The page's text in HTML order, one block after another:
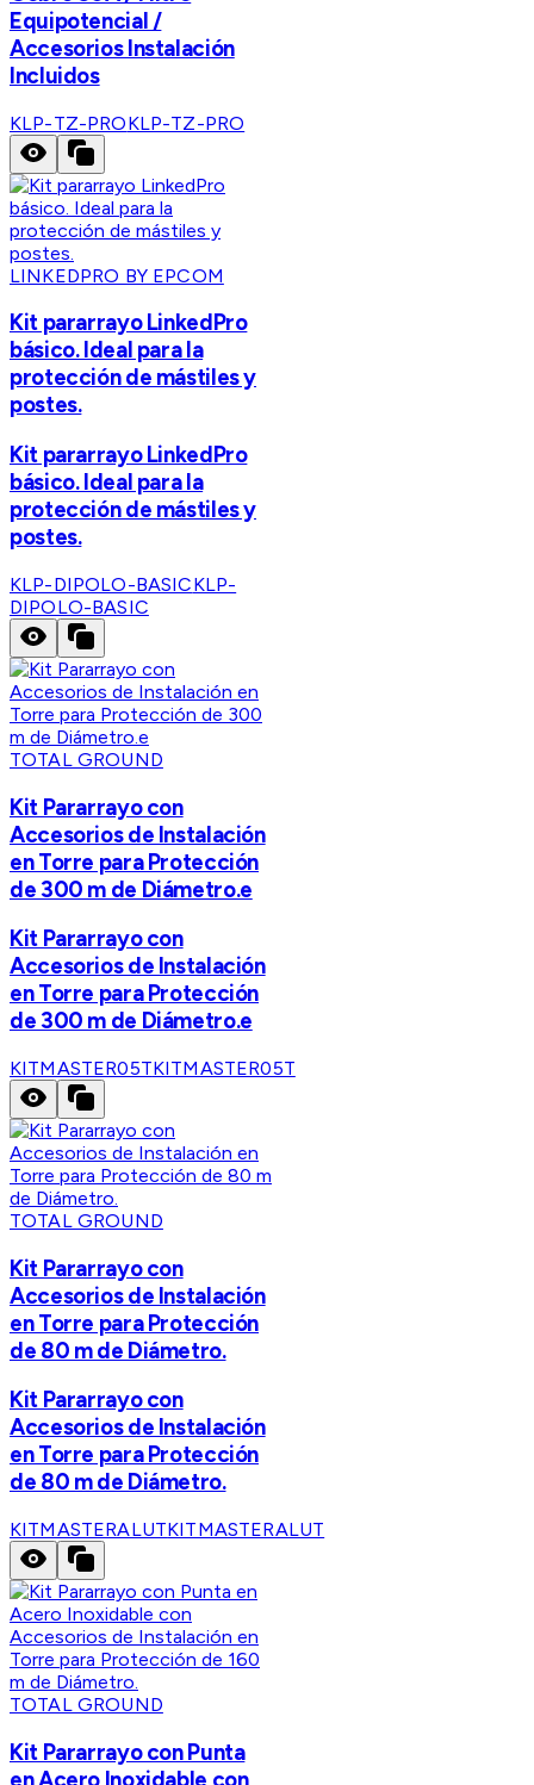
Equipotencial /
Accesorios Instalación
Incluidos
KLP-TZ-PROKLP-TZ-PRO
LINKEDPRO BY EPCOM
Kit pararrayo LinkedPro
básico. Ideal para la
protección de mástiles y
postes.
Kit pararrayo LinkedPro
básico. Ideal para la
protección de mástiles y
postes.
KLP-DIPOLO-BASICKLP-
DIPOLO-BASIC
TOTAL GROUND
Kit Pararrayo con
Accesorios de Instalación
en Torre para Protección
de 300 m de Diámetro.e
Kit Pararrayo con
Accesorios de Instalación
en Torre para Protección
de 300 m de Diámetro.e
KITMASTER05TKITMASTER05T
TOTAL GROUND
Kit Pararrayo con
Accesorios de Instalación
en Torre para Protección
de 80 m de Diámetro.
Kit Pararrayo con
Accesorios de Instalación
en Torre para Protección
de 80 m de Diámetro.
KITMASTERALUTKITMASTERALUT
TOTAL GROUND
Kit Pararrayo con Punta
en Acero Inoxidable con